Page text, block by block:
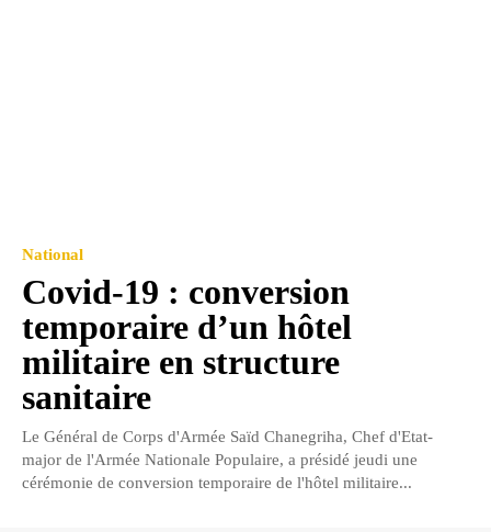
National
Covid-19 : conversion
temporaire d’un hôtel
militaire en structure
sanitaire
Le Général de Corps d'Armée Saïd Chanegriha, Chef d'Etat-
major de l'Armée Nationale Populaire, a présidé jeudi une
cérémonie de conversion temporaire de l'hôtel militaire...